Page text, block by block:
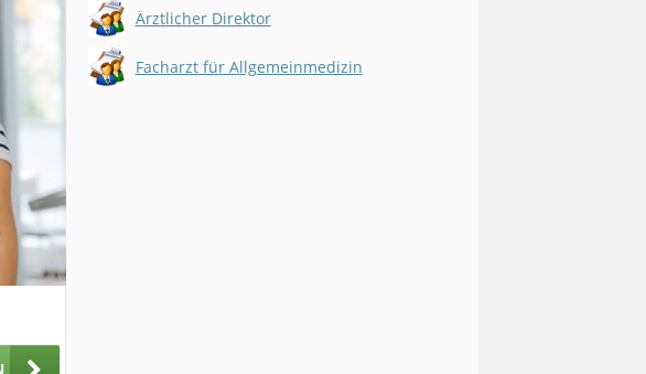
Ärztlicher Direktor
Facharzt für Allgemeinmedizin